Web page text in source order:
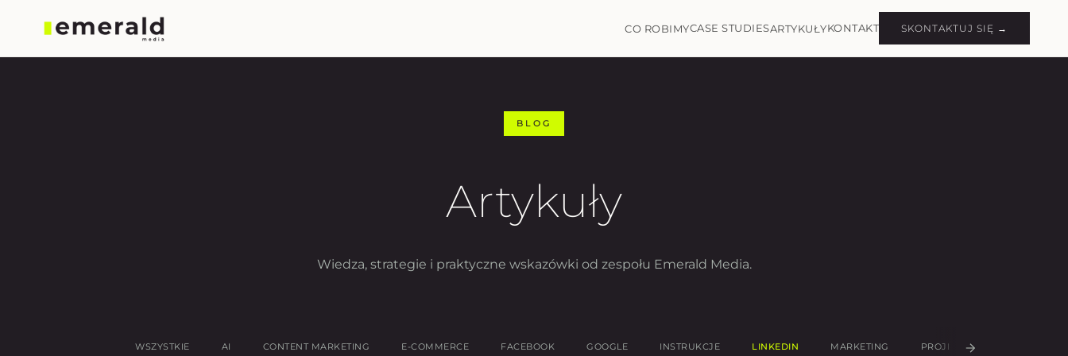
CO ROBIMYCASE STUDIESARTYKUŁYKONTAKT SKONTAKTUJ SIĘ →
BLOG
Artykuły
Wiedza, strategie i praktyczne wskazówki od zespołu Emerald Media.
WSZYSTKIE AI CONTENT MARKETING E-COMMERCE FACEBOOK GOOGLE INSTRUKCJE LINKEDIN MARKETING PROJEKTOWANIE UX/UI